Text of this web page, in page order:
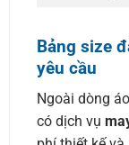
Bảng size
yêu cầu
Ngoài dòng
có dịch vụ